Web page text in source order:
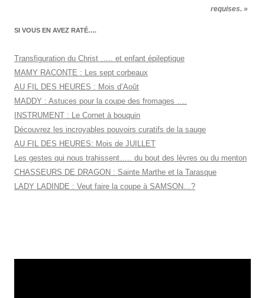
requises. »
SI VOUS EN AVEZ RATÉ….
Transfiguration du Christ ….. et enfant épileptique
MAMY RACONTE : Les sept corbeaux
AU FIL DES HEURES : Mois d’Août
MADDY : Astuces pour la coupe des fromages ….
INSTRUMENT : Le Cornet à bouquin
Découvrez les incroyables pouvoirs curatifs de la sauge
AU FIL DES HEURES: Mois de JUILLET
Les gestes qui nous trahissent….. du bout des lèvres ou du menton
CHASSEURS DE DRAGON : Sainte Marthe et la Tarasque
LADY LADINDE : Veut faire la coupe à SAMSON…?